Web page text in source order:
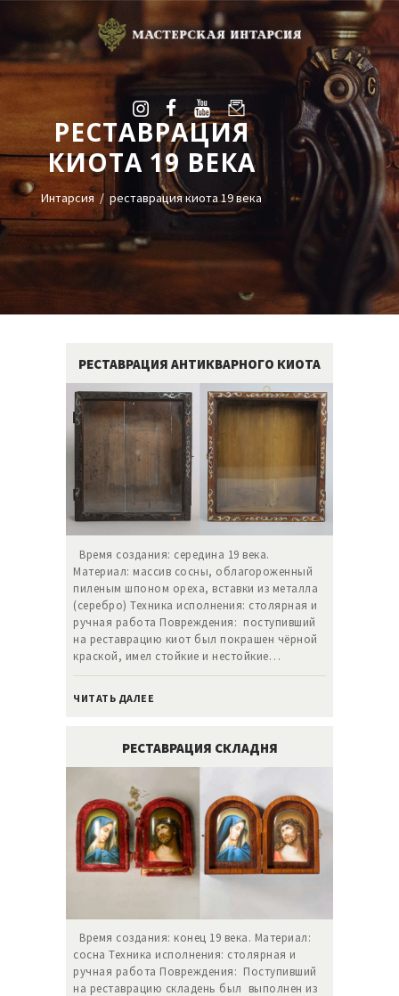
РЕСТАВРАЦИЯ
КИОТА 19 ВЕКА
Интарсия реставрация киота 19 века
УСЛУГИ
ГАЛЕРЕЯ
ОЦЕНКА
О НАС
БЛОГ
КОНТАКТЫ
Viber
Telegram
РЕСТАВРАЦИЯ АНТИКВАРНОГО КИОТА
Время создания: середина 19 века.
Материал: массив сосны, облагороженный
пиленым шпоном ореха, вставки из металла
(серебро) Техника исполнения: столярная и
ручная работа Повреждения: поступивший
на реставрацию киот был покрашен чёрной
краской, имел стойкие и нестойкие…
ЧИТАТЬ ДАЛЕЕ
РЕСТАВРАЦИЯ СКЛАДНЯ
Время создания: конец 19 века. Материал:
сосна Техника исполнения: столярная и
ручная работа Повреждения: Поступивший
на реставрацию складень был выполнен из